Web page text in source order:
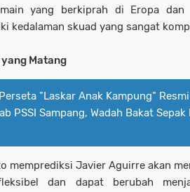
yang berkiprah di Eropa dan
kedalaman skuad yang sangat
Matang
Perseta "Laskar Anak Kampung"
PSSI Sampang, Wadah Bakat Sepak
memprediksi Javier Aguirre akan
dan dapat berubah